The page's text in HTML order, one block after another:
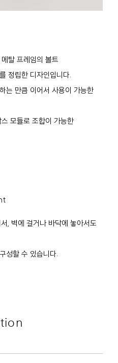
탈 프레임의 볼트
정립한 디자인입니다.
는 만큼 이어서 사용이 가능한
모듈로 조합이 가능한
, 벽에 걸거나 바닥에 놓아서도
성할 수 있습니다.